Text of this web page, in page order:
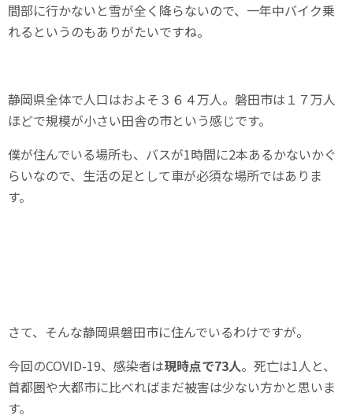
間部に行かないと雪が全く降らないので、一年中バイク乗
れるというのもありがたいですね。
静岡県全体で人口はおよそ３６４万人。磐田市は１７万人
ほどで規模が小さい田舎の市という感じです。
僕が住んでいる場所も、バスが1時間に2本あるかないかぐ
らいなので、生活の足として車が必須な場所ではありま
す。
さて、そんな静岡県磐田市に住んでいるわけですが。
今回のCOVID-19、感染者は現時点で73人。死亡は1人と、
首都圏や大都市に比べればまだ被害は少ない方かと思いま
す。